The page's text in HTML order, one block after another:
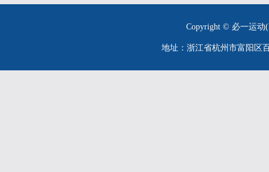
Copyright © 必一运动
地址：浙江省杭州市富阳区